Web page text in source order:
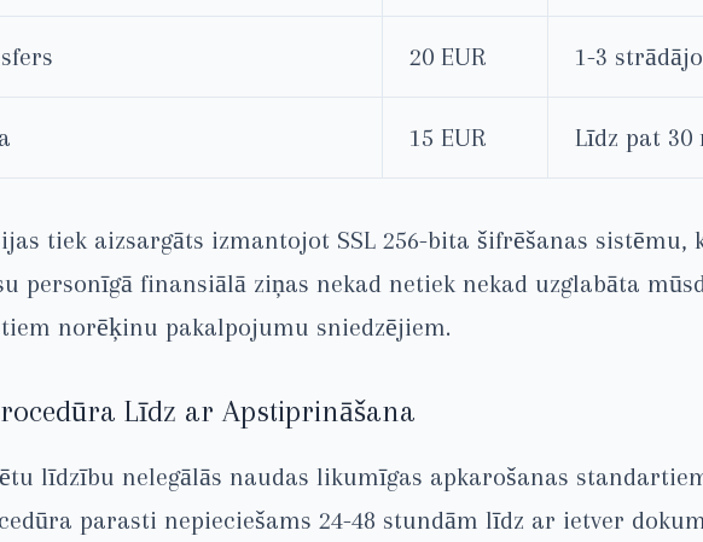
20 EUR 1-3
15 EUR Līdz pat 30
tiek aizsargāts izmantojot SSL 256-bita šifrēšanas sistēmu,
personīgā finansiālā ziņas nekad netiek nekad uzglabāta
norēķinu pakalpojumu sniedzējiem.
Līdz ar Apstiprināšana
līdzību nelegālās naudas likumīgas apkarošanas
parasti nepieciešams 24-48 stundām līdz ar ietver